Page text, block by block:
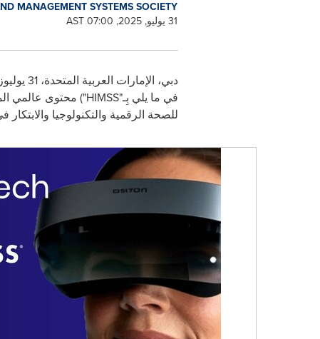
MANAGEMENT SYSTEMS SOCIETY
31 يوليو, 2025, 07:00 AST
دبي، الإمارات العربية المتحدة، 31 يوليوز/تموز 2025 /
في ما يلي بِـ"HIMSS") محتوى عالمي
للصحة الرقمية والتكنولوجيا